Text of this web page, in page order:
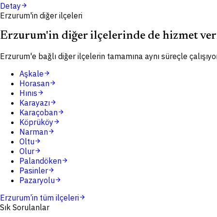
Detayarrow_forward
Erzurum'in diğer ilçeleri
Erzurum'in diğer ilçelerinde de hizmet
Erzurum'e bağlı diğer ilçelerin tamamına aynı süreçle
Aşkalearrow_forward
Horasanarrow_forward
Hınısarrow_forward
Karayazıarrow_forward
Karaçobanarrow_forward
Köprüköyarrow_forward
Narmanarrow_forward
Oltuarrow_forward
Olurarrow_forward
Palandökenarrow_forward
Pasinlerarrow_forward
Pazaryoluarrow_forward
Erzurum’in tüm ilçeleriarrow_forward
Sık Sorulanlar